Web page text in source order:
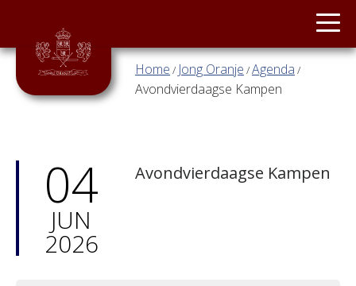
Overslaan en naar de inhoud gaan
Main menu
ORANJE
ORANJE
TWIRLGROEP
SLAG
U bent hier
Home / Jong Oranje /Agenda /
Avondvierdaagse Kampen
04
JUN
2026
Avondvierdaagse Kampen